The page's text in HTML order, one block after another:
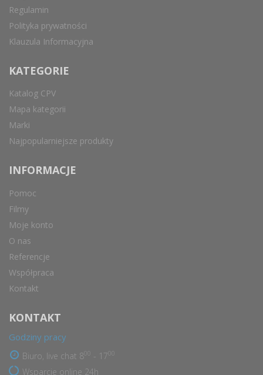
Regulamin
Polityka prywatności
Klauzula Informacyjna
KATEGORIE
Katalog CPV
Mapa kategorii
Marki
Najpopularniejsze produkty
INFORMACJE
Pomoc
Filmy
Moje konto
O nas
Referencje
Współpraca
Kontakt
KONTAKT
Godziny pracy
Biuro, live chat 8 - 17
Wsparcie online 24h